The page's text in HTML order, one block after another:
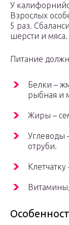
У
Взрослых
5 раз.
шерсти и мяса.
Питание
Белки –
рыбная и
Жиры –
Углеводы
отруби.